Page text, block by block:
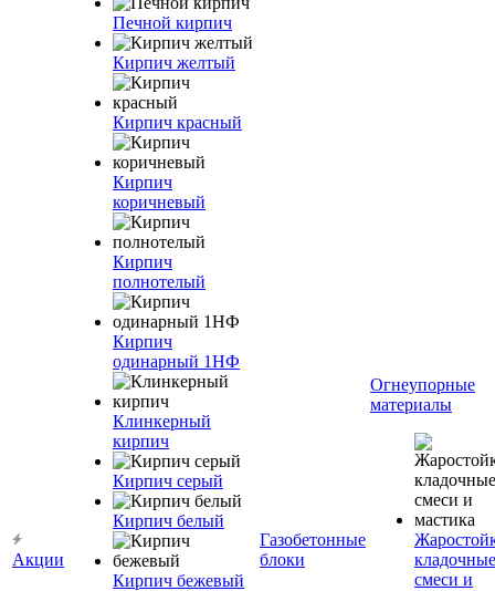
Акции
Печной кирпич
Кирпич желтый
Кирпич красный
Кирпич
коричневый
Кирпич
полнотелый
Кирпич
одинарный 1НФ
Клинкерный
кирпич
Кирпич серый
Кирпич белый
Кирпич бежевый
Газобетонные
блоки
Огнеупорные
материалы
кладочные
смеси и